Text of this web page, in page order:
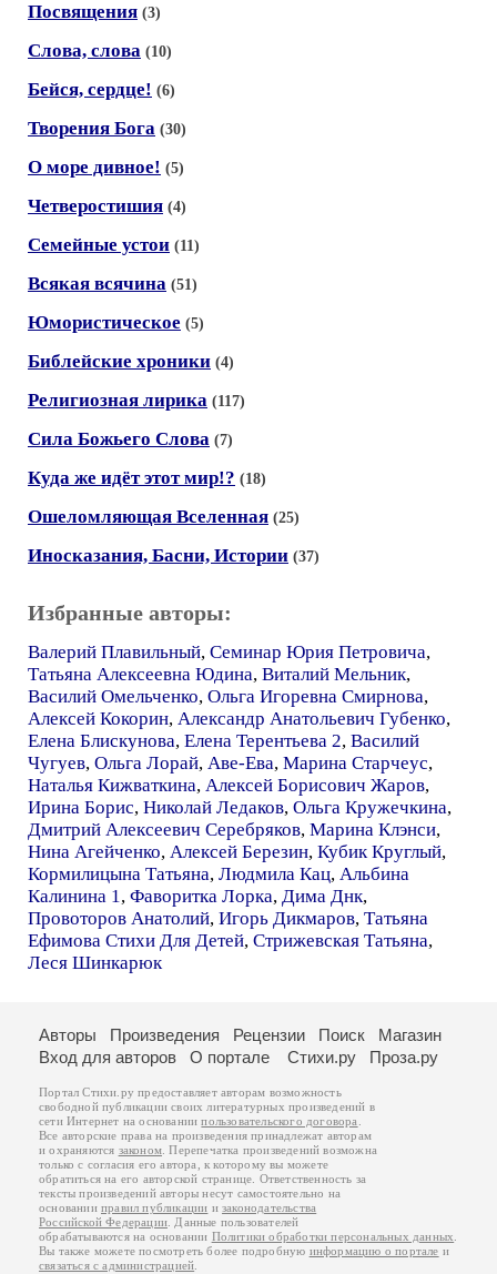
Посвящения (3)
Слова, слова (10)
Бейся, сердце! (6)
Творения Бога (30)
О море дивное! (5)
Четверостишия (4)
Семейные устои (11)
Всякая всячина (51)
Юмористическое (5)
Библейские хроники (4)
Религиозная лирика (117)
Сила Божьего Слова (7)
Куда же идёт этот мир!? (18)
Ошеломляющая Вселенная (25)
Иносказания, Басни, Истории (37)
Избранные авторы:
Валерий Плавильный, Семинар Юрия Петровича,
Татьяна Алексеевна Юдина, Виталий Мельник,
Василий Омельченко, Ольга Игоревна Смирнова,
Алексей Кокорин, Александр Анатольевич Губенко,
Елена Блискунова, Елена Терентьева 2, Василий
Чугуев, Ольга Лорай, Аве-Ева, Марина Старчеус,
Наталья Кижваткина, Алексей Борисович Жаров,
Ирина Борис, Николай Ледаков, Ольга Кружечкина,
Дмитрий Алексеевич Серебряков, Марина Клэнси,
Нина Агейченко, Алексей Березин, Кубик Круглый,
Кормилицына Татьяна, Людмила Кац, Альбина
Калинина 1, Фаворитка Лорка, Дима Днк,
Провоторов Анатолий, Игорь Дикмаров, Татьяна
Ефимова Стихи Для Детей, Стрижевская Татьяна,
Леся Шинкарюк
Авторы Произведения Рецензии Поиск
Магазин
Вход для авторов
О портале Стихи.ру Проза.ру
Портал Стихи.ру предоставляет авторам возможность
свободной публикации своих литературных произведений в
сети Интернет на основаниипользовательского договора
Все авторские права на произведения принадлежат авторам
и охраняются законом . Перепечатка произведений возможна
только с согласия его автора, к которому вы можете
обратиться на его авторской странице. Ответственность за
тексты произведений авторы несут самостоятельно на
основанииправил публикации изаконодательства
Российской Федерации . Данные пользователей
обрабатываются на основании Политики обработки персональных данных
Вы также можете посмотреть более подробную информацию о портале и
связаться с администрацией